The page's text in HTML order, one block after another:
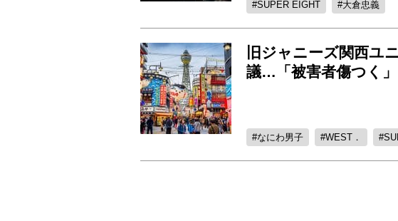
SUPER EIGHT 大倉忠義
旧ジャニーズ関西ユ
議…「被害者傷つく
なにわ男子 WEST．